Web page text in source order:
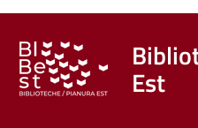
Trova
libri
e
film
Est